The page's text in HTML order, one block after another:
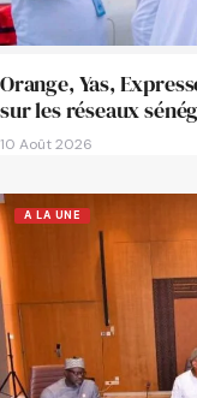
Orange, Yas,
sur les réseaux
10 Août 2026
A LA UNE